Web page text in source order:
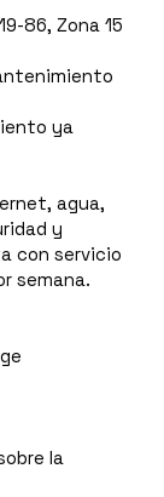
86, Zona 15
ya
agua,
y
con servicio
semana.
la